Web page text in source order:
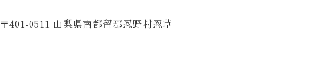
〒401-0511 山梨県南都留郡忍野村忍草